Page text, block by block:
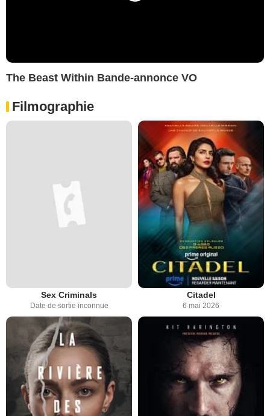
The Beast Within Bande-annonce VO
Filmographie
Sex Criminals
Date de sortie inconnue
Citadel
6 mai 2026